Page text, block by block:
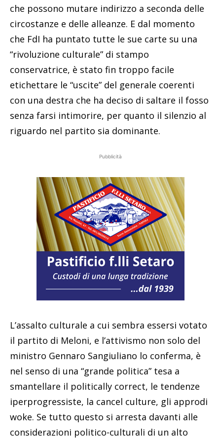
che possono mutare indirizzo a seconda delle
circostanze e delle alleanze. E dal momento
che FdI ha puntato tutte le sue carte su una
“rivoluzione culturale” di stampo
conservatrice, è stato fin troppo facile
etichettare le “uscite” del generale coerenti
con una destra che ha deciso di saltare il fosso
senza farsi intimorire, per quanto il silenzio al
riguardo nel partito sia dominante.
Pubblicità
L’assalto culturale a cui sembra essersi votato
il partito di Meloni, e l’attivismo non solo del
ministro Gennaro Sangiuliano lo conferma, è
nel senso di una “grande politica” tesa a
smantellare il politically correct, le tendenze
iperprogressiste, la cancel culture, gli approdi
woke. Se tutto questo si arresta davanti alle
considerazioni politico-culturali di un alto